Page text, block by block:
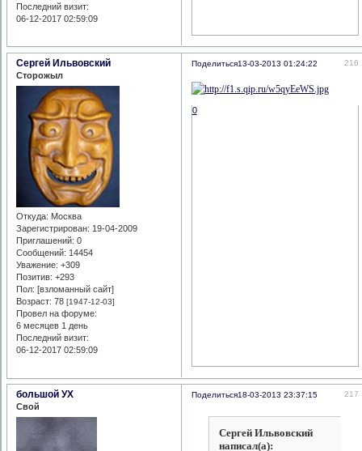
Последний визит:
06-12-2017 02:59:09
Поделиться 216
13-03-2013 01:24:22
Сергей Ильвовский
Сторожыл
Откуда: Москва
Зарегистрирован: 19-04-2009
Приглашений: 0
Сообщений: 14454
Уважение: +309
Позитив: +293
Пол: [взломанный сайт]
Возраст: 78[1947-12-03]
Провел на форуме:
6 месяцев 1 день
Последний визит:
06-12-2017 02:59:09
0
Поделиться 217
18-03-2013 23:37:15
большой УХ
Свой
Сергей Ильвовский
написал(а):